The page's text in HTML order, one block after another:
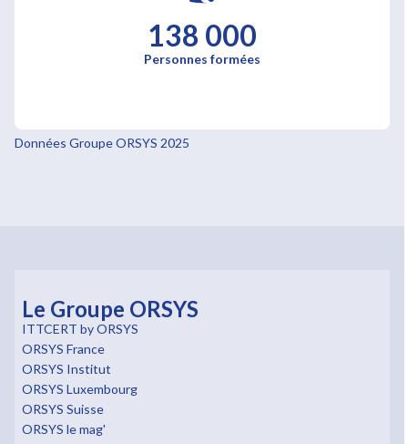
138 000
Personnes formées
Données Groupe ORSYS 2025
Le Groupe ORSYS
ITTCERT by ORSYS
ORSYS France
ORSYS Institut
ORSYS Luxembourg
ORSYS Suisse
ORSYS le mag'